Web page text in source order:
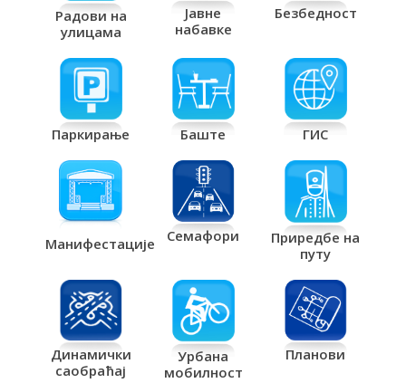
Радови на
улицама
Јавне
набавке
Безбедност
Паркирање Баште ГИС
Манифестације Семафори
Приредбе на
путу
Динамички
саобраћај
Урбана
мобилност
Планови